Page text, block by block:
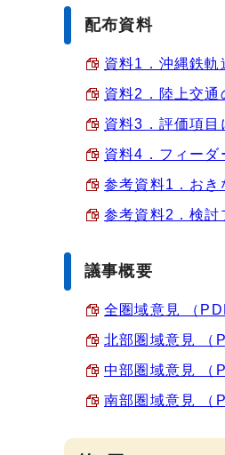
配布資料
資料1．沖縄鉄軌
資料2．陸上交通
資料3．評価項
資料4．フィー
参考資料1．おき
参考資料2．検討
議事概要
全圏域意見 （
北部圏域意見 （
中部圏域意見 （
南部圏域意見 （